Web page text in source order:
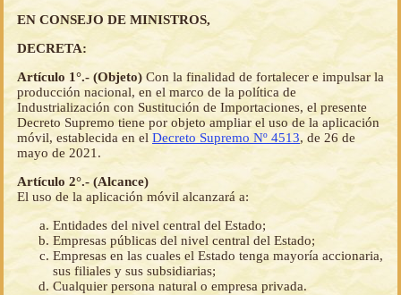
EN CONSEJO DE MINISTROS,
DECRETA:
Artículo 1°.- (Objeto) Con la finalidad de fortalecer e impulsar la
producción nacional, en el marco de la política de
Industrialización con Sustitución de Importaciones, el presente
Decreto Supremo tiene por objeto ampliar el uso de la aplicación
móvil, establecida en el Decreto Supremo Nº 4513, de 26 de
mayo de 2021.
Artículo 2°.- (Alcance)
El uso de la aplicación móvil alcanzará a:
Entidades del nivel central del Estado;
Empresas públicas del nivel central del Estado;
Empresas en las cuales el Estado tenga mayoría accionaria,
sus filiales y sus subsidiarias;
Cualquier persona natural o empresa privada.